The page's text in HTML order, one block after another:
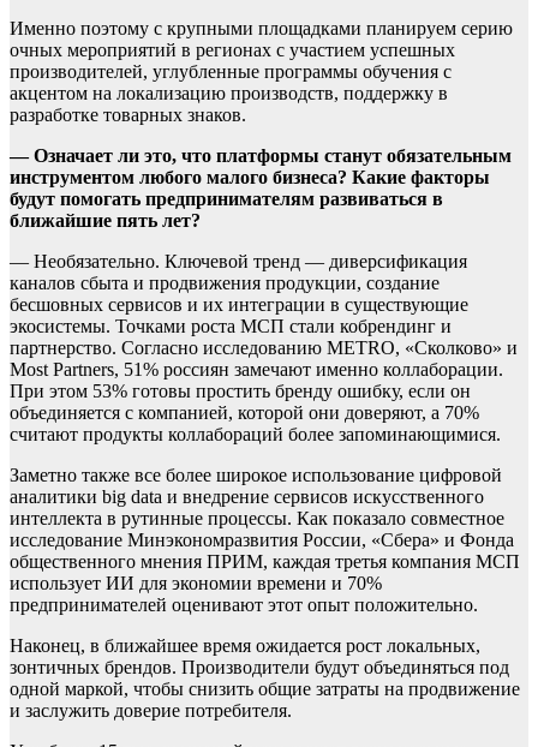
Именно поэтому с крупными площадками планируем серию
очных мероприятий в регионах с участием успешных
производителей, углубленные программы обучения с
акцентом на локализацию производств, поддержку в
разработке товарных знаков.
— Означает ли это, что платформы станут обязательным
инструментом любого малого бизнеса? Какие факторы
будут помогать предпринимателям развиваться в
ближайшие пять лет?
— Необязательно. Ключевой тренд — диверсификация
каналов сбыта и продвижения продукции, создание
бесшовных сервисов и их интеграции в существующие
экосистемы. Точками роста МСП стали кобрендинг и
партнерство. Согласно исследованию METRO, «Сколково» и
Most Partners, 51% россиян замечают именно коллаборации.
При этом 53% готовы простить бренду ошибку, если он
объединяется с компанией, которой они доверяют, а 70%
считают продукты коллабораций более запоминающимися.
Заметно также все более широкое использование цифровой
аналитики big data и внедрение сервисов искусственного
интеллекта в рутинные процессы. Как показало совместное
исследование Минэкономразвития России, «Сбера» и Фонда
общественного мнения ПРИМ, каждая третья компания МСП
использует ИИ для экономии времени и 70%
предпринимателей оценивают этот опыт положительно.
Наконец, в ближайшее время ожидается рост локальных,
зонтичных брендов. Производители будут объединяться под
одной маркой, чтобы снизить общие затраты на продвижение
и заслужить доверие потребителя.